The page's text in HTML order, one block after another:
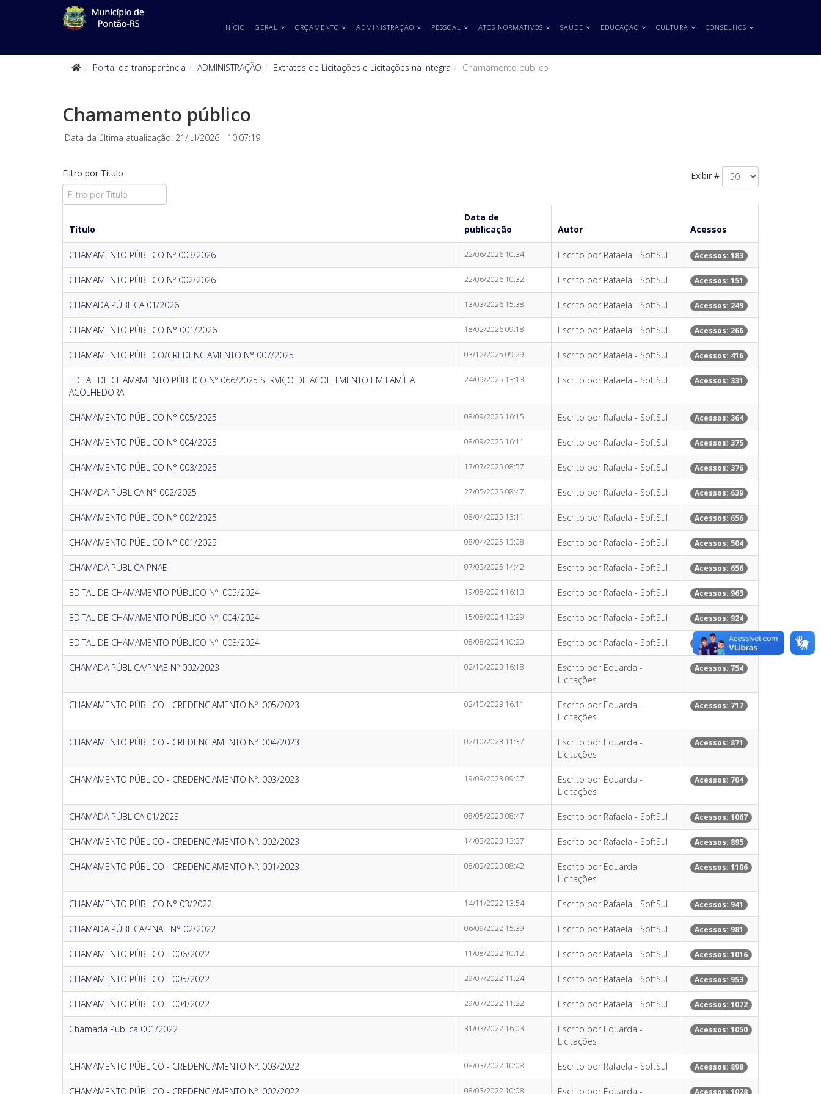
INÍCIO GERAL ORÇAMENTO ADMINISTRAÇÃO PESSOAL ATOS NORMATIVOS SAÚDE EDUCAÇÃO CULTURA CONSELHOS
Portal da transparência ADMINISTRAÇÃO Extratos de Licitações e Licitações na Integra Chamamento público
Chamamento público
Data da última atualização: 21/Jul/2026 - 10:07:19
Filtro por Título Exibir #
Título
Data de
publicação
Autor Acessos
CHAMAMENTO PÚBLICO Nº 003/2026 22/06/2026 10:34 Escrito por Rafaela - SoftSul Acessos: 183
CHAMAMENTO PÚBLICO Nº 002/2026 22/06/2026 10:32 Escrito por Rafaela - SoftSul Acessos: 151
CHAMADA PÚBLICA 01/2026 13/03/2026 15:38 Escrito por Rafaela - SoftSul Acessos: 249
CHAMAMENTO PÚBLICO N° 001/2026 18/02/2026 09:18 Escrito por Rafaela - SoftSul Acessos: 266
CHAMAMENTO PÚBLICO/CREDENCIAMENTO N° 007/2025 03/12/2025 09:29 Escrito por Rafaela - SoftSul Acessos: 416
EDITAL DE CHAMAMENTO PÚBLICO Nº 066/2025 SERVIÇO DE ACOLHIMENTO EM FAMÍLIA
ACOLHEDORA
24/09/2025 13:13 Escrito por Rafaela - SoftSul Acessos: 331
CHAMAMENTO PÚBLICO N° 005/2025 08/09/2025 16:15 Escrito por Rafaela - SoftSul Acessos: 364
CHAMAMENTO PÚBLICO N° 004/2025 08/09/2025 16:11 Escrito por Rafaela - SoftSul Acessos: 375
CHAMAMENTO PÚBLICO N° 003/2025 17/07/2025 08:57 Escrito por Rafaela - SoftSul Acessos: 376
CHAMADA PÚBLICA N° 002/2025 27/05/2025 08:47 Escrito por Rafaela - SoftSul Acessos: 639
CHAMAMENTO PÚBLICO N° 002/2025 08/04/2025 13:11 Escrito por Rafaela - SoftSul Acessos: 656
CHAMAMENTO PÚBLICO N° 001/2025 08/04/2025 13:08 Escrito por Rafaela - SoftSul Acessos: 504
CHAMADA PÚBLICA PNAE 07/03/2025 14:42 Escrito por Rafaela - SoftSul Acessos: 656
EDITAL DE CHAMAMENTO PÚBLICO Nº. 005/2024 19/08/2024 16:13 Escrito por Rafaela - SoftSul Acessos: 963
EDITAL DE CHAMAMENTO PÚBLICO Nº. 004/2024 15/08/2024 13:29 Escrito por Rafaela - SoftSul Acessos: 924
EDITAL DE CHAMAMENTO PÚBLICO Nº. 003/2024 08/08/2024 10:20 Escrito por Rafaela - SoftSul Acessos: 842
CHAMADA PÚBLICA/PNAE Nº 002/2023 02/10/2023 16:18
Escrito por Eduarda -
Licitações
Acessos: 754
CHAMAMENTO PÚBLICO - CREDENCIAMENTO Nº. 005/2023 02/10/2023 16:11
Escrito por Eduarda -
Licitações
Acessos: 717
CHAMAMENTO PÚBLICO - CREDENCIAMENTO Nº. 004/2023 02/10/2023 11:37
Escrito por Eduarda -
Licitações
Acessos: 871
CHAMAMENTO PÚBLICO - CREDENCIAMENTO Nº. 003/2023 19/09/2023 09:07
Escrito por Eduarda -
Licitações
Acessos: 704
CHAMADA PÚBLICA 01/2023 08/05/2023 08:47 Escrito por Rafaela - SoftSul Acessos: 1067
CHAMAMENTO PÚBLICO - CREDENCIAMENTO Nº. 002/2023 14/03/2023 13:37 Escrito por Rafaela - SoftSul Acessos: 895
CHAMAMENTO PÚBLICO - CREDENCIAMENTO Nº. 001/2023 08/02/2023 08:42
Escrito por Eduarda -
Licitações
Acessos: 1106
CHAMAMENTO PÚBLICO N° 03/2022 14/11/2022 13:54 Escrito por Rafaela - SoftSul Acessos: 941
CHAMADA PÚBLICA/PNAE N° 02/2022 06/09/2022 15:39 Escrito por Rafaela - SoftSul Acessos: 981
CHAMAMENTO PÚBLICO - 006/2022 11/08/2022 10:12 Escrito por Rafaela - SoftSul Acessos: 1016
CHAMAMENTO PÚBLICO - 005/2022 29/07/2022 11:24 Escrito por Rafaela - SoftSul Acessos: 953
CHAMAMENTO PÚBLICO - 004/2022 29/07/2022 11:22 Escrito por Rafaela - SoftSul Acessos: 1072
Chamada Publica 001/2022 31/03/2022 16:03
Escrito por Eduarda -
Licitações
Acessos: 1050
CHAMAMENTO PÚBLICO - CREDENCIAMENTO Nº. 003/2022 08/03/2022 10:08 Escrito por Rafaela - SoftSul Acessos: 898
CHAMAMENTO PÚBLICO - CREDENCIAMENTO Nº. 002/2022 08/03/2022 10:08 Escrito por Eduarda - Acessos: 1028